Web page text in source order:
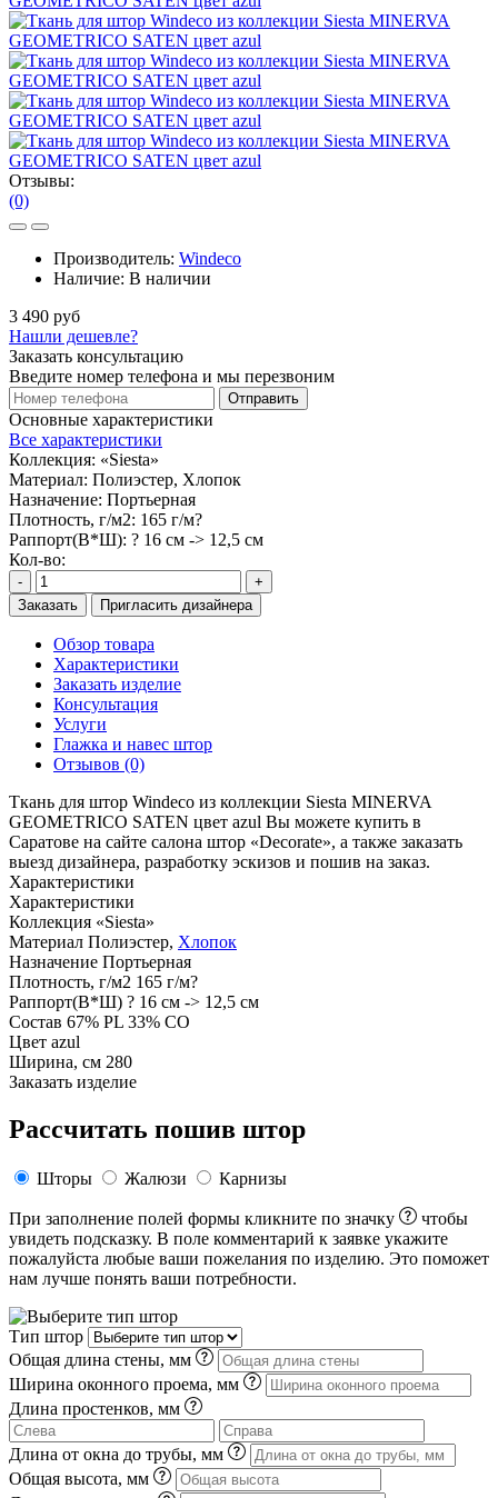
Отзывы:
(0)
Производитель: Windeco
Наличие: В наличии
3 490 руб
Нашли дешевле?
Заказать консультацию
Введите номер телефона и мы перезвоним
Отправить
Основные характеристики
Все характеристики
Коллекция: «Siesta»
Материал: Полиэстер, Хлопок
Назначение: Портьерная
Плотность, г/м2: 165 г/м?
Раппорт(В*Ш): ? 16 см -> 12,5 см
Кол-во:
-
+
Заказать
Пригласить дизайнера
Обзор товара
Характеристики
Заказать изделие
Консультация
Услуги
Глажка и навес штор
Отзывов (0)
Ткань для штор Windeco из коллекции Siesta MINERVA
GEOMETRICO SATEN цвет azul Вы можете купить в
Саратове на сайте салона штор «Decorate», а также заказать
выезд дизайнера, разработку эскизов и пошив на заказ.
Характеристики
Характеристики
Коллекция «Siesta»
Материал Полиэстер, Хлопок
Назначение Портьерная
Плотность, г/м2 165 г/м?
Раппорт(В*Ш) ? 16 см -> 12,5 см
Состав 67% PL 33% CO
Цвет azul
Ширина, см 280
Заказать изделие
Рассчитать пошив штор
Шторы Жалюзи Карнизы
При заполнение полей формы кликните по значку
чтобы
увидеть подсказку. В поле комментарий к заявке укажите
пожалуйста любые ваши пожелания по изделию. Это поможет
нам лучше понять ваши потребности.
Тип штор
Общая длина стены, мм
Ширина оконного проема, мм
Длина простенков, мм
Длина от окна до трубы, мм
Общая высота, мм